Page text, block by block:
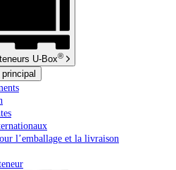
U-Box®
l’emballage et la livraison